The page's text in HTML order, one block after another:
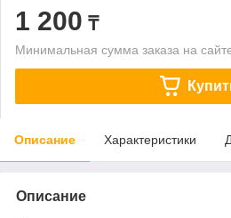
1 200 ₸
Минимальная сумма заказа на
Описание Характеристики
Описание